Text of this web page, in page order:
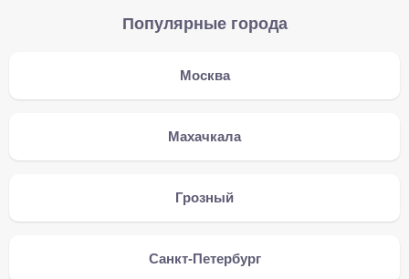
Популярные города
Москва
Махачкала
Грозный
Санкт-Петербург